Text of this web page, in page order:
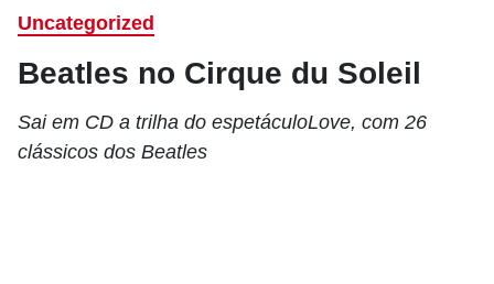
Uncategorized
Beatles no Cirque du Soleil
Sai em CD a trilha do espetáculoLove, com 26
clássicos dos Beatles